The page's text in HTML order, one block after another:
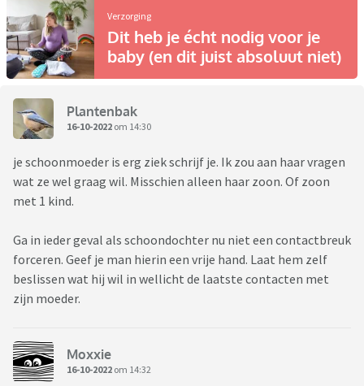
Verzorging
Dit heb je écht nodig voor je
baby (en dit juist absoluut niet)
Plantenbak
16-10-2022 om 14:30
je schoonmoeder is erg ziek schrijf je. Ik zou aan haar vragen
wat ze wel graag wil. Misschien alleen haar zoon. Of zoon
met 1 kind.
Ga in ieder geval als schoondochter nu niet een contactbreuk
forceren. Geef je man hierin een vrije hand. Laat hem zelf
beslissen wat hij wil in wellicht de laatste contacten met
zijn moeder.
Moxxie
16-10-2022 om 14:32